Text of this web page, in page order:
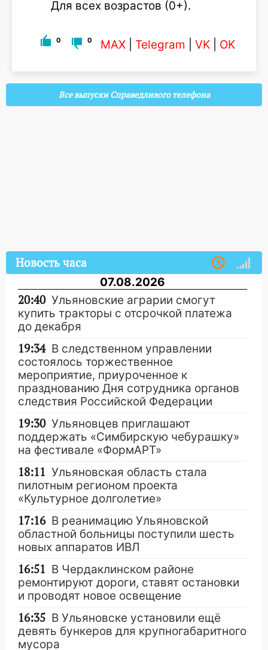
Для всех возрастов (0+).
0 0 MAX Telegram VK OK
Все выпуски Справедливого телефона
Новость часа
07.08.2026
20:40 Ульяновские аграрии смогут
купить тракторы с отсрочкой платежа
до декабря
19:34 В следственном управлении
состоялось торжественное
мероприятие, приуроченное к
празднованию Дня сотрудника органов
следствия Российской Федерации
19:30 Ульяновцев приглашают
поддержать «Симбирскую чебурашку»
на фестивале «ФормАРТ»
18:11 Ульяновская область стала
пилотным регионом проекта
«Культурное долголетие»
17:16 В реанимацию Ульяновской
областной больницы поступили шесть
новых аппаратов ИВЛ
16:51 В Чердаклинском районе
ремонтируют дороги, ставят остановки
и проводят новое освещение
16:35 В Ульяновске установили ещё
девять бункеров для крупногабаритного
мусора